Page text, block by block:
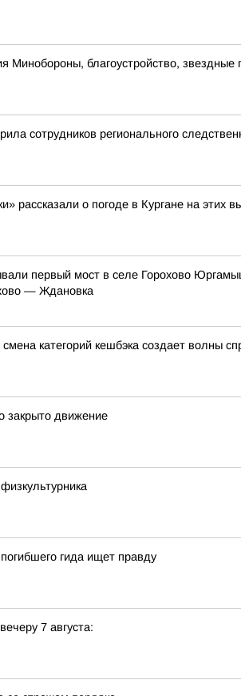
Минобороны, благоустройство,
сотрудников регионального
рассказали о погоде в Кургане на этих
первый мост в селе Горохово
— Ждановка
категорий кешбэка создает волны
закрыто движение
гида ищет правду
7 августа: